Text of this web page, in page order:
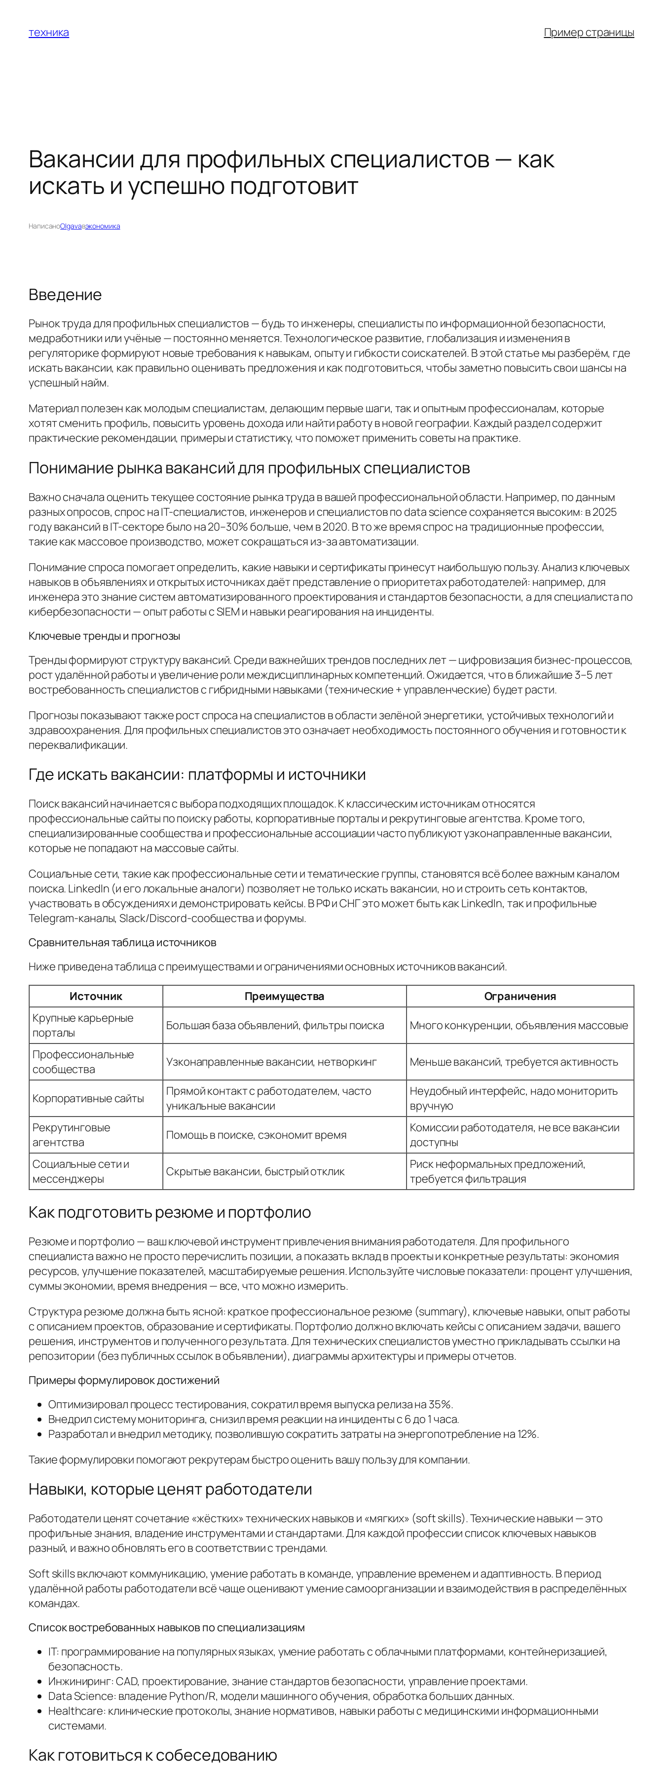
содержимому
техника Пример страницы
Вакансии для профильных специалистов — как
искать и успешно подготовит
НаписаноOlgavaвэкономика
Введение
Рынок труда для профильных специалистов — будь то инженеры, специалисты по информационной безопасности,
медработники или учёные — постоянно меняется. Технологическое развитие, глобализация и изменения в
регуляторике формируют новые требования к навыкам, опыту и гибкости соискателей. В этой статье мы разберём, где
искать вакансии, как правильно оценивать предложения и как подготовиться, чтобы заметно повысить свои шансы на
успешный найм.
Материал полезен как молодым специалистам, делающим первые шаги, так и опытным профессионалам, которые
хотят сменить профиль, повысить уровень дохода или найти работу в новой географии. Каждый раздел содержит
практические рекомендации, примеры и статистику, что поможет применить советы на практике.
Понимание рынка вакансий для профильных специалистов
Важно сначала оценить текущее состояние рынка труда в вашей профессиональной области. Например, по данным
разных опросов, спрос на IT-специалистов, инженеров и специалистов по data science сохраняется высоким: в 2025
году вакансий в IT-секторе было на 20–30% больше, чем в 2020. В то же время спрос на традиционные профессии,
такие как массовое производство, может сокращаться из-за автоматизации.
Понимание спроса помогает определить, какие навыки и сертификаты принесут наибольшую пользу. Анализ ключевых
навыков в объявлениях и открытых источниках даёт представление о приоритетах работодателей: например, для
инженера это знание систем автоматизированного проектирования и стандартов безопасности, а для специалиста по
кибербезопасности — опыт работы с SIEM и навыки реагирования на инциденты.
Ключевые тренды и прогнозы
Тренды формируют структуру вакансий. Среди важнейших трендов последних лет — цифровизация бизнес-процессов,
рост удалённой работы и увеличение роли междисциплинарных компетенций. Ожидается, что в ближайшие 3–5 лет
востребованность специалистов с гибридными навыками (технические + управленческие) будет расти.
Прогнозы показывают также рост спроса на специалистов в области зелёной энергетики, устойчивых технологий и
здравоохранения. Для профильных специалистов это означает необходимость постоянного обучения и готовности к
переквалификации.
Где искать вакансии: платформы и источники
Поиск вакансий начинается с выбора подходящих площадок. К классическим источникам относятся
профессиональные сайты по поиску работы, корпоративные порталы и рекрутинговые агентства. Кроме того,
специализированные сообщества и профессиональные ассоциации часто публикуют узконаправленные вакансии,
которые не попадают на массовые сайты.
Социальные сети, такие как профессиональные сети и тематические группы, становятся всё более важным каналом
поиска. LinkedIn (и его локальные аналоги) позволяет не только искать вакансии, но и строить сеть контактов,
участвовать в обсуждениях и демонстрировать кейсы. В РФ и СНГ это может быть как LinkedIn, так и профильные
Telegram-каналы, Slack/Discord-сообщества и форумы.
Сравнительная таблица источников
Ниже приведена таблица с преимуществами и ограничениями основных источников вакансий.
Источник
Преимущества
Ограничения
Крупные карьерные
порталы
Большая база объявлений, фильтры поиска
Много конкуренции, объявления массовые
Профессиональные
сообщества
Узконаправленные вакансии, нетворкинг Меньше вакансий, требуется активность
Корпоративные сайты
Прямой контакт с работодателем, часто
уникальные вакансии
Неудобный интерфейс, надо мониторить
вручную
Рекрутинговые
агентства
Помощь в поиске, сэкономит время
Комиссии работодателя, не все вакансии
доступны
Социальные сети и
мессенджеры
Скрытые вакансии, быстрый отклик
Риск неформальных предложений,
требуется фильтрация
Как подготовить резюме и портфолио
Резюме и портфолио — ваш ключевой инструмент привлечения внимания работодателя. Для профильного
специалиста важно не просто перечислить позиции, а показать вклад в проекты и конкретные результаты: экономия
ресурсов, улучшение показателей, масштабируемые решения. Используйте числовые показатели: процент улучшения,
суммы экономии, время внедрения — все, что можно измерить.
Структура резюме должна быть ясной: краткое профессиональное резюме (summary), ключевые навыки, опыт работы
с описанием проектов, образование и сертификаты. Портфолио должно включать кейсы с описанием задачи, вашего
решения, инструментов и полученного результата. Для технических специалистов уместно прикладывать ссылки на
репозитории (без публичных ссылок в объявлении), диаграммы архитектуры и примеры отчетов.
Примеры формулировок достижений
Оптимизировал процесс тестирования, сократил время выпуска релиза на 35%.
Внедрил систему мониторинга, снизил время реакции на инциденты с 6 до 1 часа.
Разработал и внедрил методику, позволившую сократить затраты на энергопотребление на 12%.
Такие формулировки помогают рекрутерам быстро оценить вашу пользу для компании.
Навыки, которые ценят работодатели
Работодатели ценят сочетание «жёстких» технических навыков и «мягких» (soft skills). Технические навыки — это
профильные знания, владение инструментами и стандартами. Для каждой профессии список ключевых навыков
разный, и важно обновлять его в соответствии с трендами.
Soft skills включают коммуникацию, умение работать в команде, управление временем и адаптивность. В период
удалённой работы работодатели всё чаще оценивают умение самоорганизации и взаимодействия в распределённых
командах.
Список востребованных навыков по специализациям
IT: программирование на популярных языках, умение работать с облачными платформами, контейнеризацией,
безопасность.
Инжиниринг: CAD, проектирование, знание стандартов безопасности, управление проектами.
Data Science: владение Python/R, модели машинного обучения, обработка больших данных.
Healthcare: клинические протоколы, знание нормативов, навыки работы с медицинскими информационными
системами.
Как готовиться к собеседованию